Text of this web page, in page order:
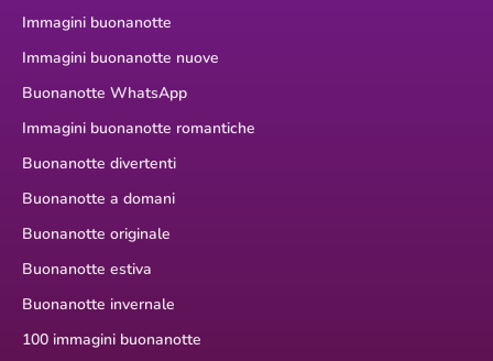
Immagini buonanotte
Immagini buonanotte nuove
Buonanotte WhatsApp
Immagini buonanotte romantiche
Buonanotte divertenti
Buonanotte a domani
Buonanotte originale
Buonanotte estiva
Buonanotte invernale
100 immagini buonanotte